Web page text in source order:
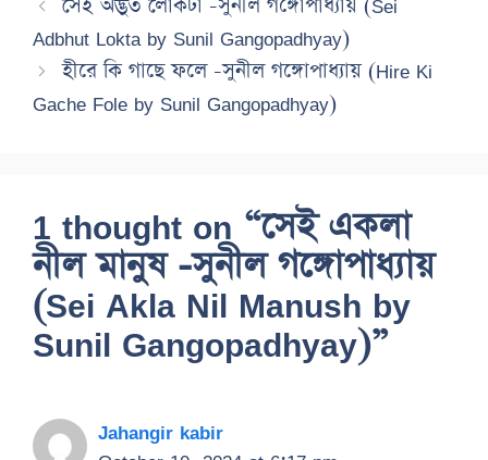
সেই অদ্ভুত লোকটা -সুনীল গঙ্গোপাধ্যায় (Sei
Adbhut Lokta by Sunil Gangopadhyay)
হীরে কি গাছে ফলে -সুনীল গঙ্গোপাধ্যায় (Hire Ki
Gache Fole by Sunil Gangopadhyay)
1 thought on “সেই একলা
নীল মানুষ -সুনীল গঙ্গোপাধ্যায়
(Sei Akla Nil Manush by
Sunil Gangopadhyay)”
Jahangir kabir